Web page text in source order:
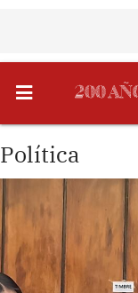
Política